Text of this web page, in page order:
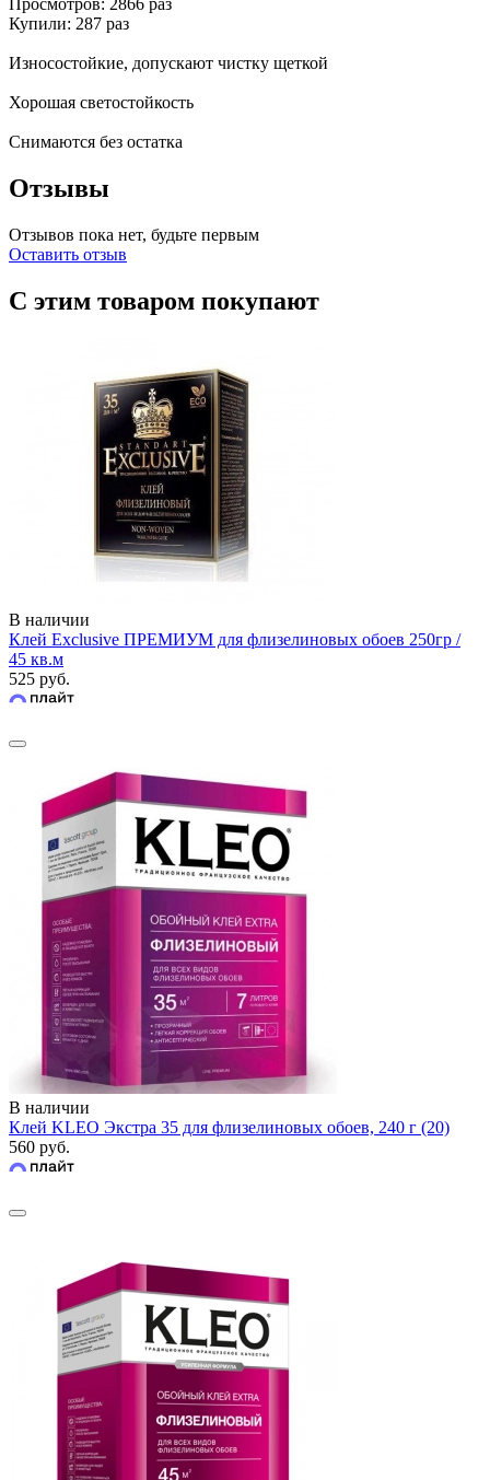
Купили: 287 раз
Износостойкие, допускают чистку щеткой
Хорошая светостойкость
Снимаются без остатка
Отзывы
Отзывов пока нет, будьте первым
Оставить отзыв
С этим товаром покупают
В наличии
Клей Exclusive ПРЕМИУМ для флизелиновых обоев 250гр /
45 кв.м
525 руб.
В наличии
Клей KLEO Экстра 35 для флизелиновых обоев, 240 г (20)
560 руб.